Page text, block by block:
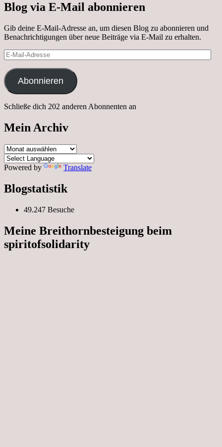
Blog via E-Mail abonnieren
Gib deine E-Mail-Adresse an, um diesen Blog zu abonnieren und
Benachrichtigungen über neue Beiträge via E-Mail zu erhalten.
E-
Mail-
Adresse
Abonnieren
Schließe dich 202 anderen Abonnenten an
Mein Archiv
Mein
Archiv
Powered by
Translate
Blogstatistik
49.247 Besuche
Meine Breithornbesteigung beim
spiritofsolidarity